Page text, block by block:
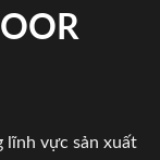
lĩnh vực sản xuất